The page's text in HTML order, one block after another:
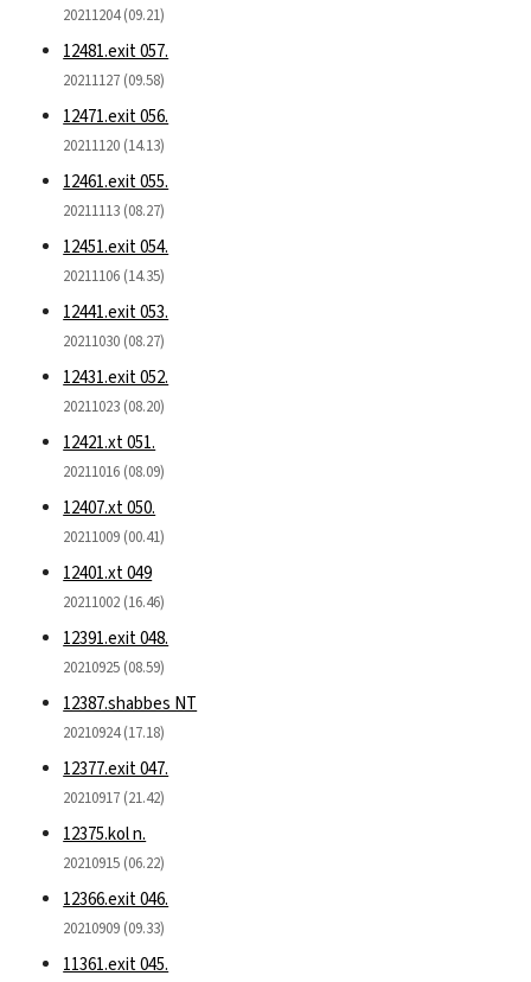
20211204 (09.21)
12481.exit 057.
20211127 (09.58)
12471.exit 056.
20211120 (14.13)
12461.exit 055.
20211113 (08.27)
12451.exit 054.
20211106 (14.35)
12441.exit 053.
20211030 (08.27)
12431.exit 052.
20211023 (08.20)
12421.xt 051.
20211016 (08.09)
12407.xt 050.
20211009 (00.41)
12401.xt 049
20211002 (16.46)
12391.exit 048.
20210925 (08.59)
12387.shabbes NT
20210924 (17.18)
12377.exit 047.
20210917 (21.42)
12375.kol n.
20210915 (06.22)
12366.exit 046.
20210909 (09.33)
11361.exit 045.